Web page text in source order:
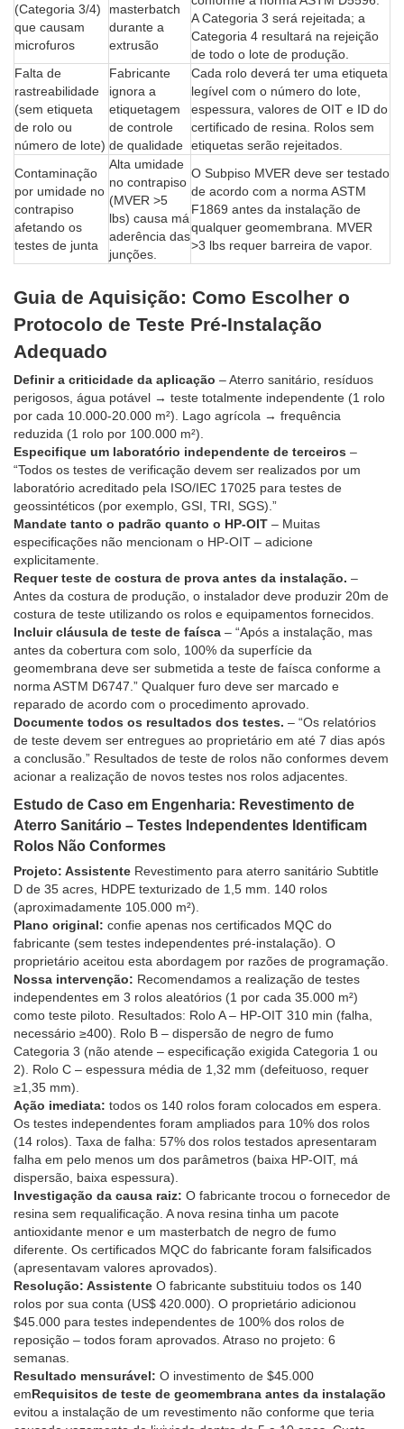
(Categoria 3/4)
que causam
microfuros
masterbatch
durante a
extrusão
A Categoria 3 será rejeitada; a
Categoria 4 resultará na rejeição
de todo o lote de produção.
Falta de
rastreabilidade
(sem etiqueta
de rolo ou
número de lote)
Fabricante
ignora a
etiquetagem
de controle
de qualidade
Cada rolo deverá ter uma etiqueta
legível com o número do lote,
espessura, valores de OIT e ID do
certificado de resina. Rolos sem
etiquetas serão rejeitados.
Contaminação
por umidade no
contrapiso
afetando os
testes de junta
Alta umidade
no contrapiso
(MVER >5
lbs) causa má
aderência das
junções.
O Subpiso MVER deve ser testado
de acordo com a norma ASTM
F1869 antes da instalação de
qualquer geomembrana. MVER
>3 lbs requer barreira de vapor.
Guia de Aquisição: Como Escolher o
Protocolo de Teste Pré-Instalação
Adequado
Definir a criticidade da aplicação – Aterro sanitário, resíduos
perigosos, água potável → teste totalmente independente (1 rolo
por cada 10.000-20.000 m²). Lago agrícola → frequência
reduzida (1 rolo por 100.000 m²).
Especifique um laboratório independente de terceiros –
“Todos os testes de verificação devem ser realizados por um
laboratório acreditado pela ISO/IEC 17025 para testes de
geossintéticos (por exemplo, GSI, TRI, SGS).”
Mandate tanto o padrão quanto o HP-OIT – Muitas
especificações não mencionam o HP-OIT – adicione
explicitamente.
Requer teste de costura de prova antes da instalação. –
Antes da costura de produção, o instalador deve produzir 20m de
costura de teste utilizando os rolos e equipamentos fornecidos.
Incluir cláusula de teste de faísca – “Após a instalação, mas
antes da cobertura com solo, 100% da superfície da
geomembrana deve ser submetida a teste de faísca conforme a
norma ASTM D6747.” Qualquer furo deve ser marcado e
reparado de acordo com o procedimento aprovado.
Documente todos os resultados dos testes. – “Os relatórios
de teste devem ser entregues ao proprietário em até 7 dias após
a conclusão.” Resultados de teste de rolos não conformes devem
acionar a realização de novos testes nos rolos adjacentes.
Estudo de Caso em Engenharia: Revestimento de
Aterro Sanitário – Testes Independentes Identificam
Rolos Não Conformes
Projeto: Assistente Revestimento para aterro sanitário Subtitle
D de 35 acres, HDPE texturizado de 1,5 mm. 140 rolos
(aproximadamente 105.000 m²).
Plano original: confie apenas nos certificados MQC do
fabricante (sem testes independentes pré-instalação). O
proprietário aceitou esta abordagem por razões de programação.
Nossa intervenção: Recomendamos a realização de testes
independentes em 3 rolos aleatórios (1 por cada 35.000 m²)
como teste piloto. Resultados: Rolo A – HP-OIT 310 min (falha,
necessário ≥400). Rolo B – dispersão de negro de fumo
Categoria 3 (não atende – especificação exigida Categoria 1 ou
2). Rolo C – espessura média de 1,32 mm (defeituoso, requer
≥1,35 mm).
Ação imediata: todos os 140 rolos foram colocados em espera.
Os testes independentes foram ampliados para 10% dos rolos
(14 rolos). Taxa de falha: 57% dos rolos testados apresentaram
falha em pelo menos um dos parâmetros (baixa HP-OIT, má
dispersão, baixa espessura).
Investigação da causa raiz: O fabricante trocou o fornecedor de
resina sem requalificação. A nova resina tinha um pacote
antioxidante menor e um masterbatch de negro de fumo
diferente. Os certificados MQC do fabricante foram falsificados
(apresentavam valores aprovados).
Resolução: Assistente O fabricante substituiu todos os 140
rolos por sua conta (US$ 420.000). O proprietário adicionou
$45.000 para testes independentes de 100% dos rolos de
reposição – todos foram aprovados. Atraso no projeto: 6
semanas.
Resultado mensurável: O investimento de $45.000
emRequisitos de teste de geomembrana antes da instalação
evitou a instalação de um revestimento não conforme que teria